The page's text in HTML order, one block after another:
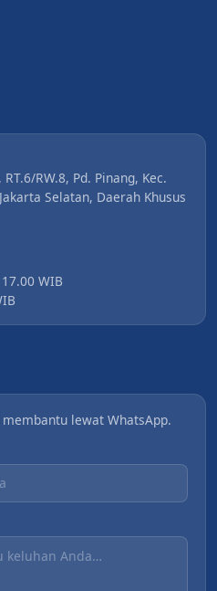
RW.8, Pd. Pinang, Kec.
Selatan, Daerah Khusus
WIB
lewat WhatsApp.